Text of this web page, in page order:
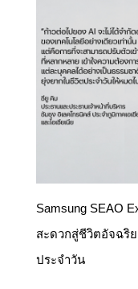
Samsung SEAO
สะดวกสู่ชีวิตอัจฉริ
ประจำวัน